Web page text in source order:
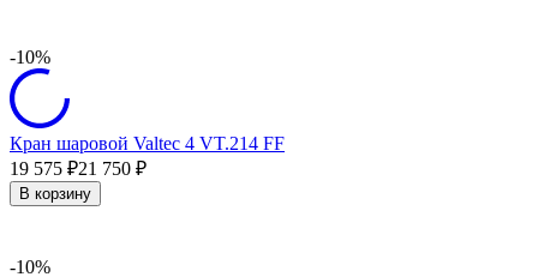
-10%
Кран шаровой Valtec 4 VT.214 FF
19 575 ₽21 750 ₽
В корзину
-10%